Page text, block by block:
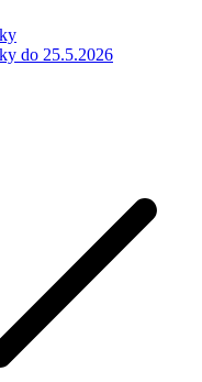
do 25.5.2026